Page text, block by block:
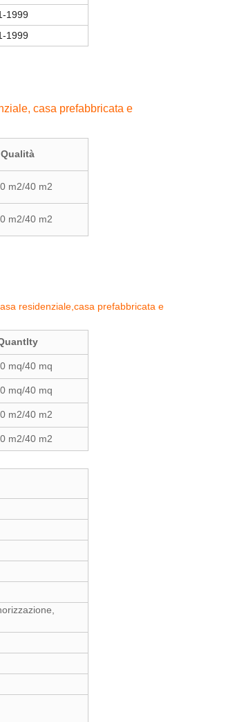
1999
1999
casa prefabbricata e
Qualità
m2/40 m2
m2/40 m2
residenziale,casa prefabbricata e
mq/40 mq
mq/40 mq
m2/40 m2
m2/40 m2